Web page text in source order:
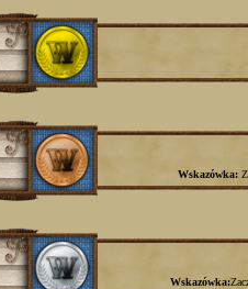
Wskazówka:
Wskazówka: